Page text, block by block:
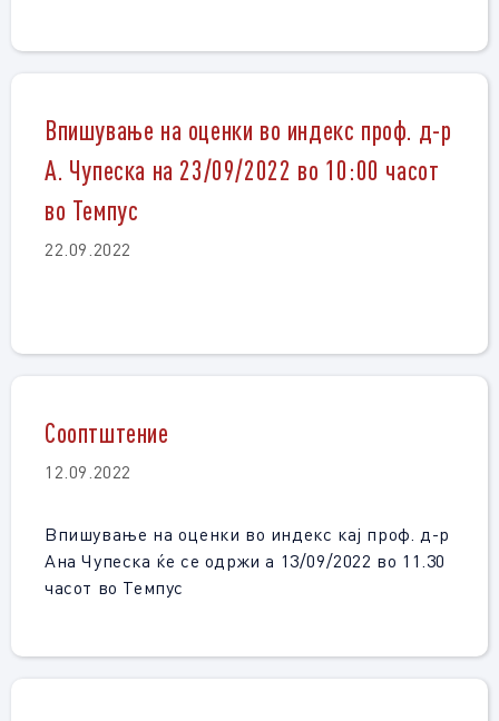
Впишување на оценки во индекс проф. д-р
А. Чупеска на 23/09/2022 во 10:00 часот
во Темпус
22.09.2022
Сооптштение
12.09.2022
Впишување на оценки во индекс кај проф. д-р
Ана Чупеска ќе се одржи а 13/09/2022 во 11.30
часот во Темпус